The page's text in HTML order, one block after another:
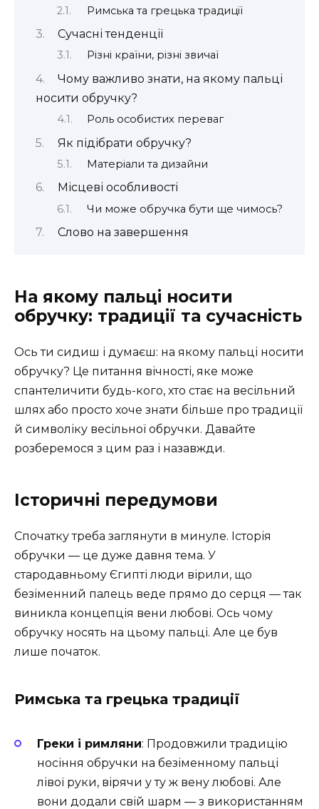
Римська та грецька традиції
Сучасні тенденції
Різні країни, різні звичаї
Чому важливо знати, на якому пальці
носити обручку?
Роль особистих переваг
Як підібрати обручку?
Матеріали та дизайни
Місцеві особливості
Чи може обручка бути ще чимось?
Слово на завершення
На якому пальці носити
обручку: традиції та сучасність
Ось ти сидиш і думаєш: на якому пальці носити
обручку? Це питання вічності, яке може
спантеличити будь-кого, хто стає на весільний
шлях або просто хоче знати більше про традиції
й символіку весільної обручки. Давайте
розберемося з цим раз і назавжди.
Історичні передумови
Спочатку треба заглянути в минуле. Історія
обручки — це дуже давня тема. У
стародавньому Єгипті люди вірили, що
безіменний палець веде прямо до серця — так
виникла концепція вени любові. Ось чому
обручку носять на цьому пальці. Але це був
лише початок.
Римська та грецька традиції
Греки і римляни: Продовжили традицію
носіння обручки на безіменному пальці
лівої руки, вірячи у ту ж вену любові. Але
вони додали свій шарм — з використанням